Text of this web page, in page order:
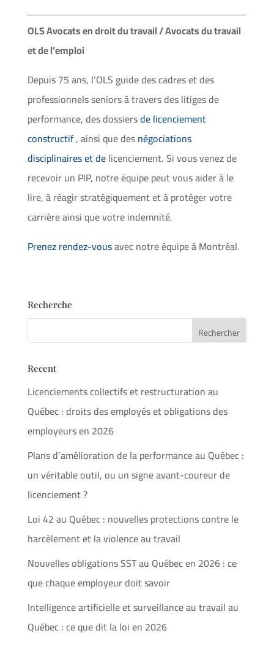
OLS Avocats en droit du travail / Avocats du travail
et de l’emploi
Depuis 75 ans, l’OLS guide des cadres et des
professionnels seniors à travers des litiges de
performance, des dossiersde licenciement
constructif, ainsi que desnégociations
disciplinaires et delicenciement. Si vous venez de
recevoir un PIP, notre équipe peut vous aider à le
lire, à réagir stratégiquement et à protéger votre
carrière ainsi que votre indemnité.
Prenez rendez-vousavec notre équipe à Montréal.
Recherche
Recent
Licenciements collectifs et restructuration au
Québec : droits des employés et obligations des
employeurs en 2026
Plans d’amélioration de la performance au Québec :
un véritable outil, ou un signe avant-coureur de
licenciement ?
Loi 42 au Québec : nouvelles protections contre le
harcèlement et la violence au travail
Nouvelles obligations SST au Québec en 2026 : ce
que chaque employeur doit savoir
Intelligence artificielle et surveillance au travail au
Québec : ce que dit la loi en 2026